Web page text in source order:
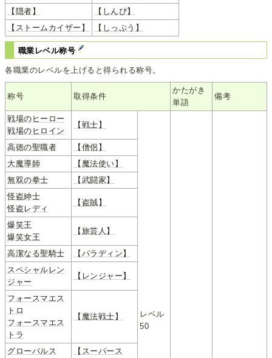
【隠者】
【しんぴ】
【ストームカイザー】
【しっぷう】
職業レベル称号
各職業のレベルを上げると得られる称号。
称号 取得条件
かたがき
単語
備考
戦場のヒーロー
戦場のヒロイン
【戦士】
レベル
50
高徳の聖職者
【僧侶】
大魔導師
【魔法使い】
無双の拳士
【武闘家】
怪盗紳士
怪盗レディ
【盗賊】
爆笑王
爆笑女王
【旅芸人】
高潔なる聖騎士
【パラディン】
スペシャルレン
ジャー
【レンジャー】
フォースマエス
トロ
フォースマエス
トラ
【魔法戦士】
グローバルス
【スーパース